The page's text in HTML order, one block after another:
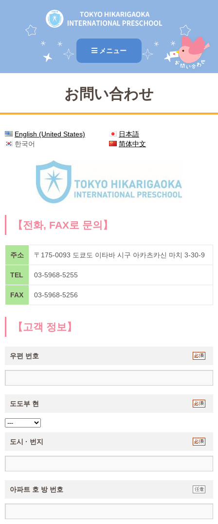
メニュー
お問い合わせ
English (United States)
日本語
한국어
简体中文
【전화, FAX로 문의】
주소 〒175-0093 도쿄도 이타바 시구 아카츠카신 마치 3-30-9
TEL 03-5968-5255
FAX 03-5968-5256
【고객 정보】
우편 번호
도도부 현
도시 · 번지
아파트 호 방 번호